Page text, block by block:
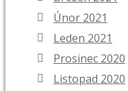
Únor 2021
Leden 2021
Prosinec 2020
Listopad 2020